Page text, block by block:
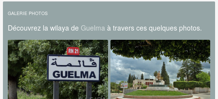
GALERIE PHOTOS
Découvrez la wilaya de Guelmaà travers ces quelques photos.